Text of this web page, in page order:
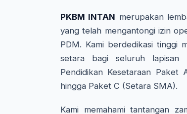
PKBM INTAN merupakan
yang telah mengantongi izin
PDM. Kami berdedikasi tinggi
setara bagi seluruh lapisan
Pendidikan Kesetaraan
hingga Paket C (Setara SMA).
Kami memahami tantangan